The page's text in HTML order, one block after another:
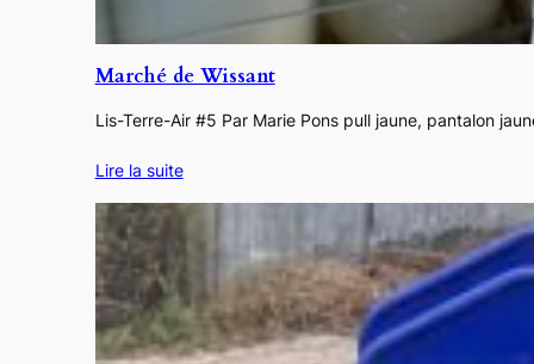
Marché de Wissant
Lis-Terre-Air #5 Par Marie Pons pull jaune, pantalon
Lire la suite